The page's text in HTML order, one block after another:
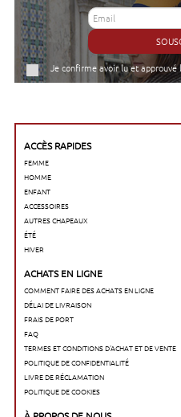
Je confirme avoir lu et approuvé
ACCÈS RAPIDES
FEMME
HOMME
ENFANT
ACCESSOIRES
AUTRES CHAPEAUX
ÉTÉ
HIVER
ACHATS EN LIGNE
COMMENT FAIRE DES ACHATS EN LIGNE
DÉLAI DE LIVRAISON
FRAIS DE PORT
FAQ
TERMES ET CONDITIONS D'ACHAT ET DE VENTE
POLITIQUE DE CONFIDENTIALITÉ
LIVRE DE RÉCLAMATION
POLITIQUE DE COOKIES